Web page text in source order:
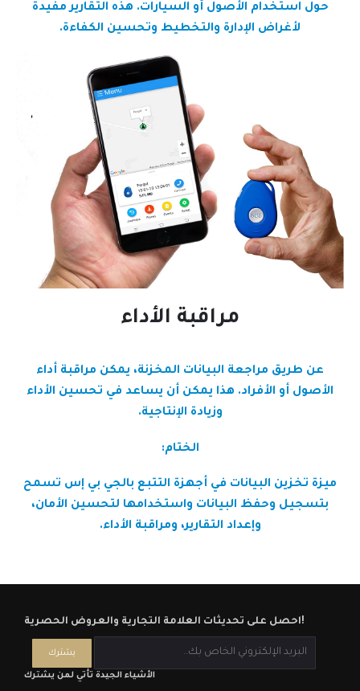
حول استخدام الأصول أو السيارات. هذه التقارير مفيدة
لأغراض الإدارة والتخطيط وتحسين الكفاءة.
مراقبة الأداء
عن طريق مراجعة البيانات المخزنة، يمكن مراقبة أداء
الأصول أو الأفراد. هذا يمكن أن يساعد في تحسين الأداء
وزيادة الإنتاجية.
الختام:
ميزة تخزين البيانات في أجهزة التتبع بالجي بي إس تسمح
بتسجيل وحفظ البيانات واستخدامها لتحسين الأمان،
وإعداد التقارير، ومراقبة الأداء.
احصل على تحديثات العلامة التجارية والعروض الحصرية!
الأشياء الجيدة تأتي لمن يشترك